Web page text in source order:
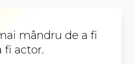
mândru de a fi
fi actor.